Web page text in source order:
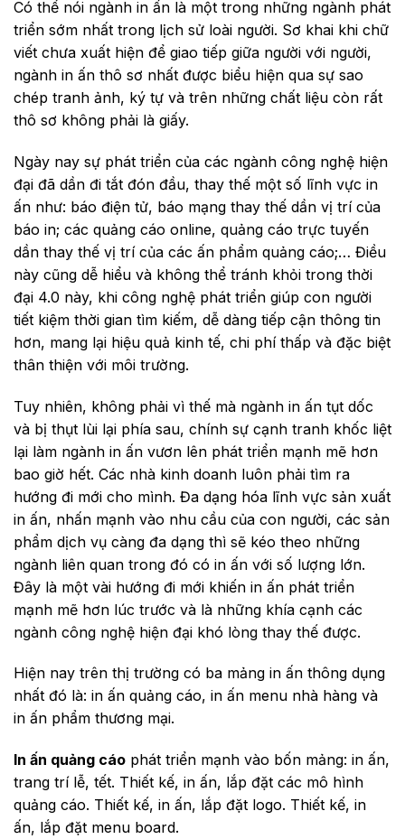
Có thể nói ngành in ấn là một trong những ngành phát
triển sớm nhất trong lịch sử loài người. Sơ khai khi chữ
viết chưa xuất hiện để giao tiếp giữa người với người,
ngành in ấn thô sơ nhất được biểu hiện qua sự sao
chép tranh ảnh, ký tự và trên những chất liệu còn rất
thô sơ không phải là giấy.
Ngày nay sự phát triển của các ngành công nghệ hiện
đại đã dần đi tắt đón đầu, thay thế một số lĩnh vực in
ấn như: báo điện tử, báo mạng thay thế dần vị trí của
báo in; các quảng cáo online, quảng cáo trực tuyến
dần thay thế vị trí của các ấn phẩm quảng cáo;… Điều
này cũng dễ hiểu và không thể tránh khỏi trong thời
đại 4.0 này, khi công nghệ phát triển giúp con người
tiết kiệm thời gian tìm kiếm, dễ dàng tiếp cận thông tin
hơn, mang lại hiệu quả kinh tế, chi phí thấp và đặc biệt
thân thiện với môi trường.
Tuy nhiên, không phải vì thế mà ngành in ấn tụt dốc
và bị thụt lùi lại phía sau, chính sự cạnh tranh khốc liệt
lại làm ngành in ấn vươn lên phát triển mạnh mẽ hơn
bao giờ hết. Các nhà kinh doanh luôn phải tìm ra
hướng đi mới cho mình. Đa dạng hóa lĩnh vực sản xuất
in ấn, nhấn mạnh vào nhu cầu của con người, các sản
phẩm dịch vụ càng đa dạng thì sẽ kéo theo những
ngành liên quan trong đó có in ấn với số lượng lớn.
Đây là một vài hướng đi mới khiến in ấn phát triển
mạnh mẽ hơn lúc trước và là những khía cạnh các
ngành công nghệ hiện đại khó lòng thay thế được.
Hiện nay trên thị trường có ba mảng in ấn thông dụng
nhất đó là: in ấn quảng cáo, in ấn menu nhà hàng và
in ấn phẩm thương mại.
In ấn quảng cáo phát triển mạnh vào bốn mảng: in ấn,
trang trí lễ, tết. Thiết kế, in ấn, lắp đặt các mô hình
quảng cáo. Thiết kế, in ấn, lắp đặt logo. Thiết kế, in
ấn, lắp đặt menu board.